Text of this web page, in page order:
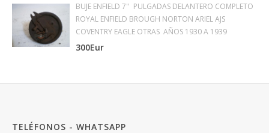
BUJE ENFIELD 7'' PULGADAS DELANTERO COMPLETO
ROYAL ENFIELD BROUGH NORTON ARIEL AJS
COVENTRY EAGLE OTRAS AÑOS 1930 A 1939
300Eur
TELÉFONOS - WHATSAPP